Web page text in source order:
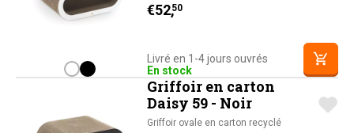
€52,50
Livré en 1-4 jours ouvrés
En stock
Griffoir en carton
Daisy 59 - Noir
Griffoir ovale en carton recyclé